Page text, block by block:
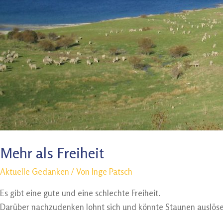
Mehr als Freiheit
Aktuelle Gedanken / Von Inge Patsch
Es gibt eine gute und eine schlechte Freiheit.
Darüber nachzudenken lohnt sich und könnte Staunen